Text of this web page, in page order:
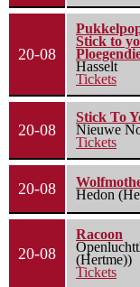
20-08
Stick to
Hasselt
Tickets
20-08
Stick To
Nieuwe
Tickets
20-08
Hedon
20-08
Racoon
(Hertme))
Tickets